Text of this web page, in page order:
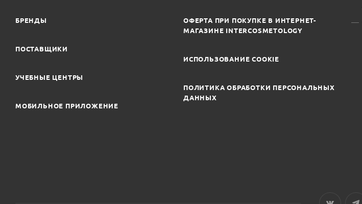
БРЕНДЫ
ПОСТАВЩИКИ
УЧЕБНЫЕ ЦЕНТРЫ
МОБИЛЬНОЕ ПРИЛОЖЕНИЕ
ОФЕРТА ПРИ ПОКУПКЕ В ИНТЕРНЕТ-
МАГАЗИНЕ INTERCOSMETOLOGY
ИСПОЛЬЗОВАНИЕ COOKIE
ПОЛИТИКА ОБРАБОТКИ ПЕРСОНАЛЬНЫХ
ДАННЫХ